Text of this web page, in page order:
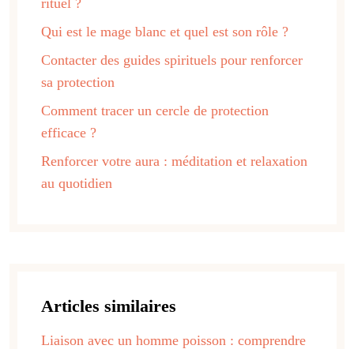
Qui est le mage blanc et quel est son rôle ?
Contacter des guides spirituels pour renforcer
sa protection
Comment tracer un cercle de protection
efficace ?
Renforcer votre aura : méditation et relaxation
au quotidien
Articles similaires
Liaison avec un homme poisson : comprendre